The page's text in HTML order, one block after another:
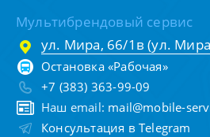
Мультибрендовый сервис
ул. Мира, 66/1в (ул.
Остановка «Рабочая»
+7 (383) 363-99-09
Наш email: mail@mobile-
Консультация в Telegram